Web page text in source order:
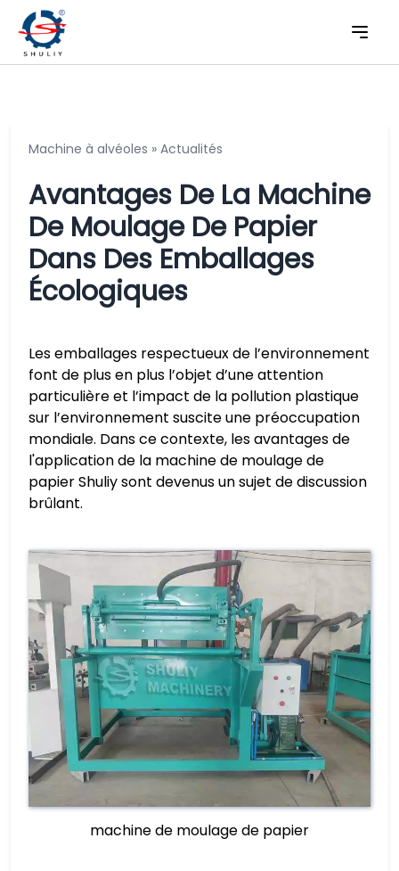
Machine à alvéoles » Actualités
Avantages De La Machine
De Moulage De Papier
Dans Des Emballages
Écologiques
Les emballages respectueux de l’environnement
font de plus en plus l’objet d’une attention
particulière et l’impact de la pollution plastique
sur l’environnement suscite une préoccupation
mondiale. Dans ce contexte, les avantages de
l'application de la machine de moulage de
papier Shuliy sont devenus un sujet de discussion
brûlant.
machine de moulage de papier